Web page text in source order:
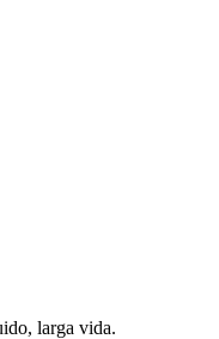
larga vida.